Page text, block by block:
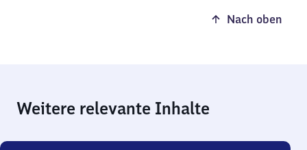
Nach oben
Weitere relevante Inhalte